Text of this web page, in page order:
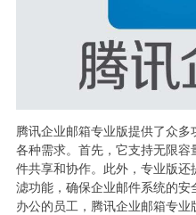
腾讯企业邮箱专业版提供了众
各种需求。首先，它支持无限
件共享和协作。此外，专业版
滤功能，确保企业邮件系统的安
办公的员工，腾讯企业邮箱专